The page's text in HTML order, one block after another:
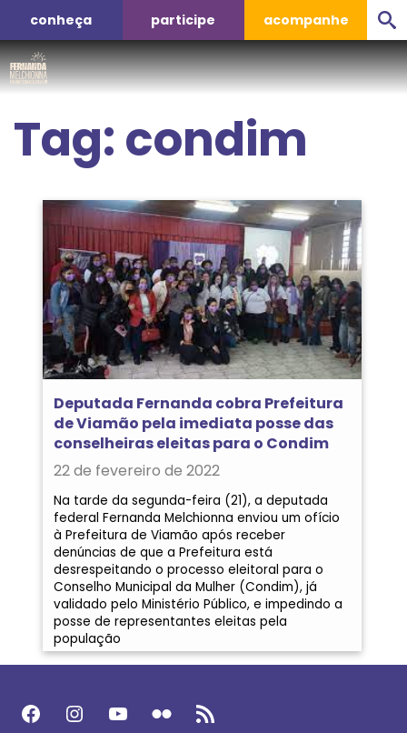
conheça participe acompanhe
Tag:condim
Deputada Fernanda cobra Prefeitura
de Viamão pela imediata posse das
conselheiras eleitas para o Condim
22 de fevereiro de 2022
Na tarde da segunda-feira (21), a deputada
federal Fernanda Melchionna enviou um ofício
à Prefeitura de Viamão após receber
denúncias de que a Prefeitura está
desrespeitando o processo eleitoral para o
Conselho Municipal da Mulher (Condim), já
validado pelo Ministério Público, e impedindo a
posse de representantes eleitas pela
população
Facebook Instagram Youtube Flickr Feed RSS